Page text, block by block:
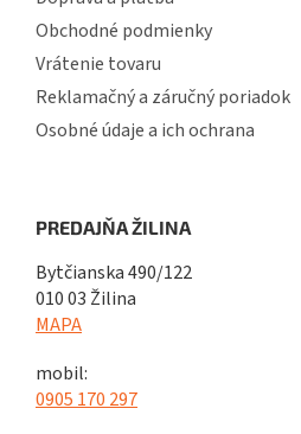
Obchodné podmienky
Vrátenie tovaru
Reklamačný a záručný poriadok
Osobné údaje a ich ochrana
PREDAJŇA ŽILINA
Bytčianska 490/122
010 03 Žilina
MAPA
mobil:
0905 170 297